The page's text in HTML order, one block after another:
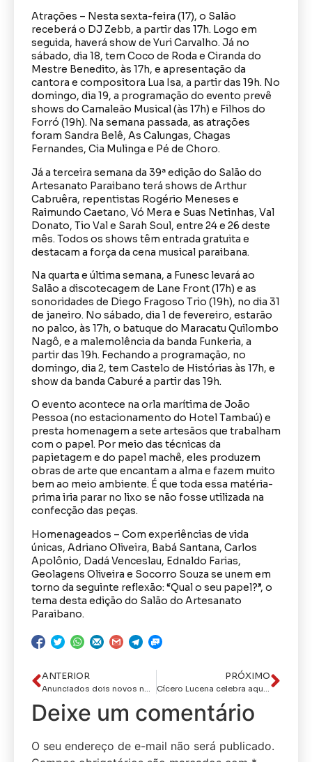
Atrações – Nesta sexta-feira (17), o Salão
receberá o DJ Zebb, a partir das 17h. Logo em
seguida, haverá show de Yuri Carvalho. Já no
sábado, dia 18, tem Coco de Roda e Ciranda do
Mestre Benedito, às 17h, e apresentação da
cantora e compositora Lua Isa, a partir das 19h. No
domingo, dia 19, a programação do evento prevê
shows do Camaleão Musical (às 17h) e Filhos do
Forró (19h). Na semana passada, as atrações
foram Sandra Belê, As Calungas, Chagas
Fernandes, Cia Mulinga e Pé de Choro.
Já a terceira semana da 39ª edição do Salão do
Artesanato Paraibano terá shows de Arthur
Cabruêra, repentistas Rogério Meneses e
Raimundo Caetano, Vó Mera e Suas Netinhas, Val
Donato, Tio Val e Sarah Soul, entre 24 e 26 deste
mês. Todos os shows têm entrada gratuita e
destacam a força da cena musical paraibana.
Na quarta e última semana, a Funesc levará ao
Salão a discotecagem de Lane Front (17h) e as
sonoridades de Diego Fragoso Trio (19h), no dia 31
de janeiro. No sábado, dia 1 de fevereiro, estarão
no palco, às 17h, o batuque do Maracatu Quilombo
Nagô, e a malemolência da banda Funkeria, a
partir das 19h. Fechando a programação, no
domingo, dia 2, tem Castelo de Histórias às 17h, e
show da banda Caburé a partir das 19h.
O evento acontece na orla marítima de João
Pessoa (no estacionamento do Hotel Tambaú) e
presta homenagem a sete artesãos que trabalham
com o papel. Por meio das técnicas da
papietagem e do papel machê, eles produzem
obras de arte que encantam a alma e fazem muito
bem ao meio ambiente. É que toda essa matéria-
prima iria parar no lixo se não fosse utilizada na
confecção das peças.
Homenageados – Com experiências de vida
únicas, Adriano Oliveira, Babá Santana, Carlos
Apolônio, Dadá Venceslau, Ednaldo Farias,
Geolagens Oliveira e Socorro Souza se unem em
torno da seguinte reflexão: “Qual o seu papel?”, o
tema desta edição do Salão do Artesanato
Paraibano.
ANTERIOR PRÓXIMO
Deixe um comentário
O seu endereço de e-mail não será publicado.